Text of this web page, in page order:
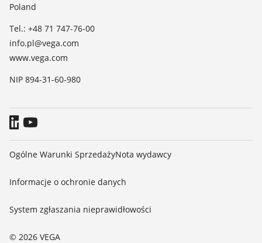
Blog
Poland
Tel.: +48 71 747-76-00
info.pl@vega.com
www.vega.com
NIP 894-31-60-980
© 2026 VEGA
Ogólne Warunki SprzedażyNota wydawcy
Informacje o ochronie danych
System zgłaszania nieprawidłowości